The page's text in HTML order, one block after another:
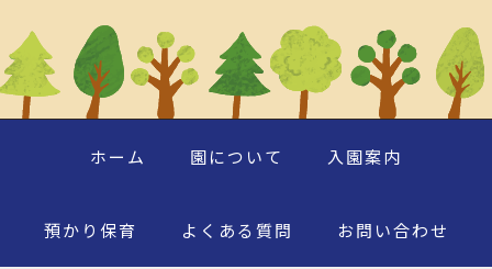
ホーム 園について 入園案内
預かり保育 よくある質問 お問い合わせ